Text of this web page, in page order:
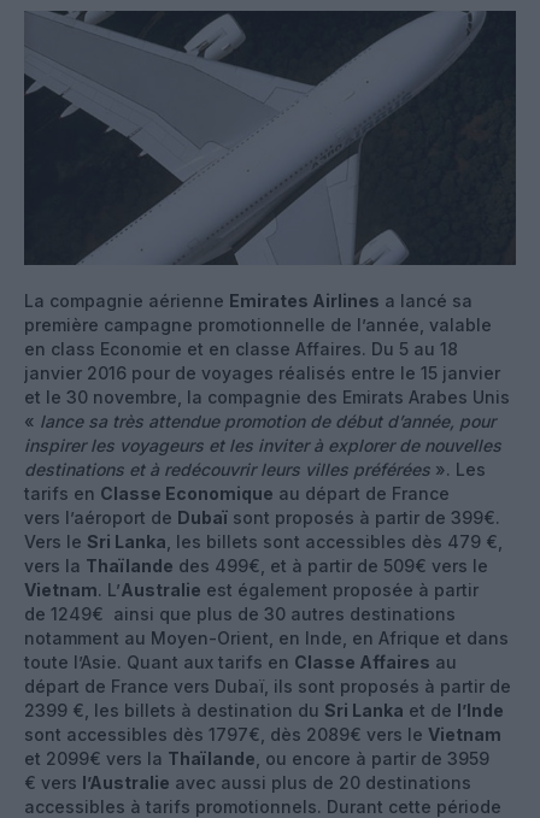
La compagnie aérienne Emirates Airlines a lancé sa
première campagne promotionnelle de l’année, valable
en class Economie et en classe Affaires. Du 5 au 18
janvier 2016 pour de voyages réalisés entre le 15 janvier
et le 30 novembre, la compagnie des Emirats Arabes Unis
« lance sa très attendue promotion de début d’année, pour
inspirer les voyageurs et les inviter à explorer de nouvelles
destinations et à redécouvrir leurs villes préférées ». Les
tarifs en Classe Economique au départ de France
vers l’aéroport de Dubaï sont proposés à partir de 399€.
Vers le Sri Lanka , les billets sont accessibles dès 479 €,
vers la Thaïlande des 499€, et à partir de 509€ vers le
Vietnam. L’Australie est également proposée à partir
de 1249€ ainsi que plus de 30 autres destinations
notamment au Moyen-Orient, en Inde, en Afrique et dans
toute l’Asie. Quant aux tarifs en Classe Affaires au
départ de France vers Dubaï, ils sont proposés à partir de
2399 €, les billets à destination du Sri Lanka et de l’Inde
sont accessibles dès 1797€, dès 2089€ vers le Vietnam
et 2099€ vers la Thaïlande , ou encore à partir de 3959
€ vers l’Australie avec aussi plus de 20 destinations
accessibles à tarifs promotionnels. Durant cette période